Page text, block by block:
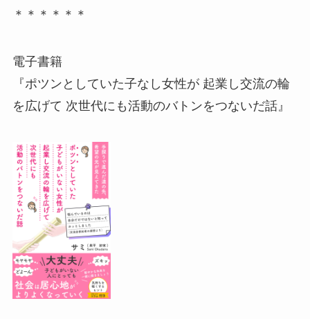
＊＊＊＊＊＊
電子書籍
『ポツンとしていた子なし女性が 起業し交流の輪
を広げて 次世代にも活動のバトンをつないだ話』